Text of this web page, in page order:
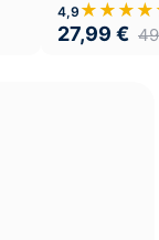
4,9
27,99 €